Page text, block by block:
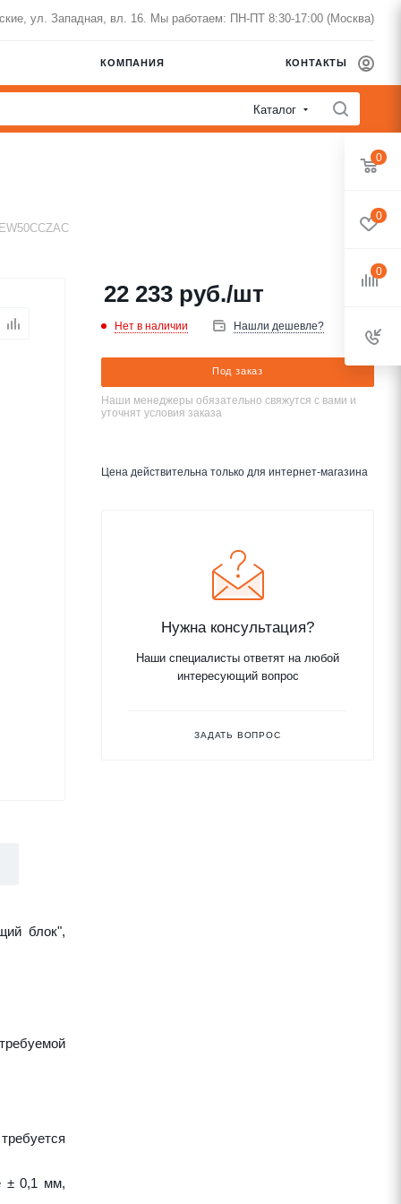
ул. Западная, вл. 16. Мы работаем: ПН-ПТ 8:30-17:00 (Москва)
КОМПАНИЯ КОНТАКТЫ
Каталог
блок",
± 0,1 мм,
22 233 руб./шт
Нет в наличии Нашли дешевле?
Под заказ
Наши менеджеры обязательно свяжутся с вами и
уточнят условия заказа
Цена действительна только для интернет-магазина
Нужна консультация?
Наши специалисты ответят на любой
интересующий вопрос
ЗАДАТЬ ВОПРОС
0
0
0